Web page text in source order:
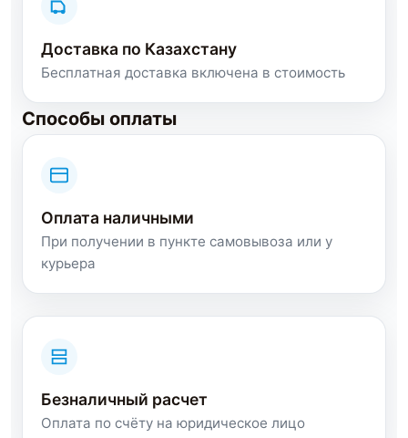
Доставка по Казахстану
Бесплатная доставка включена в стоимость
Способы оплаты
Оплата наличными
При получении в пункте самовывоза или у
курьера
Безналичный расчет
Оплата по счёту на юридическое лицо